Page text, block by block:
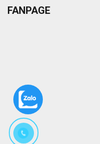
FANPAGE